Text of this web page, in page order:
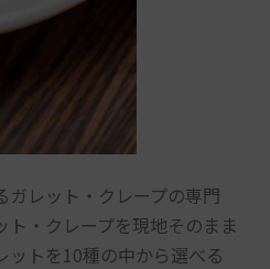
レット・クレープの専門
・クレープを現地そのまま
トを10種の中から選べる